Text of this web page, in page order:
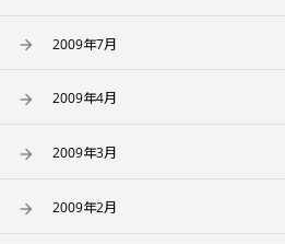
2009年7月
2009年4月
2009年3月
2009年2月